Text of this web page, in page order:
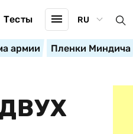
Тесты RU
армии Пленки Миндича